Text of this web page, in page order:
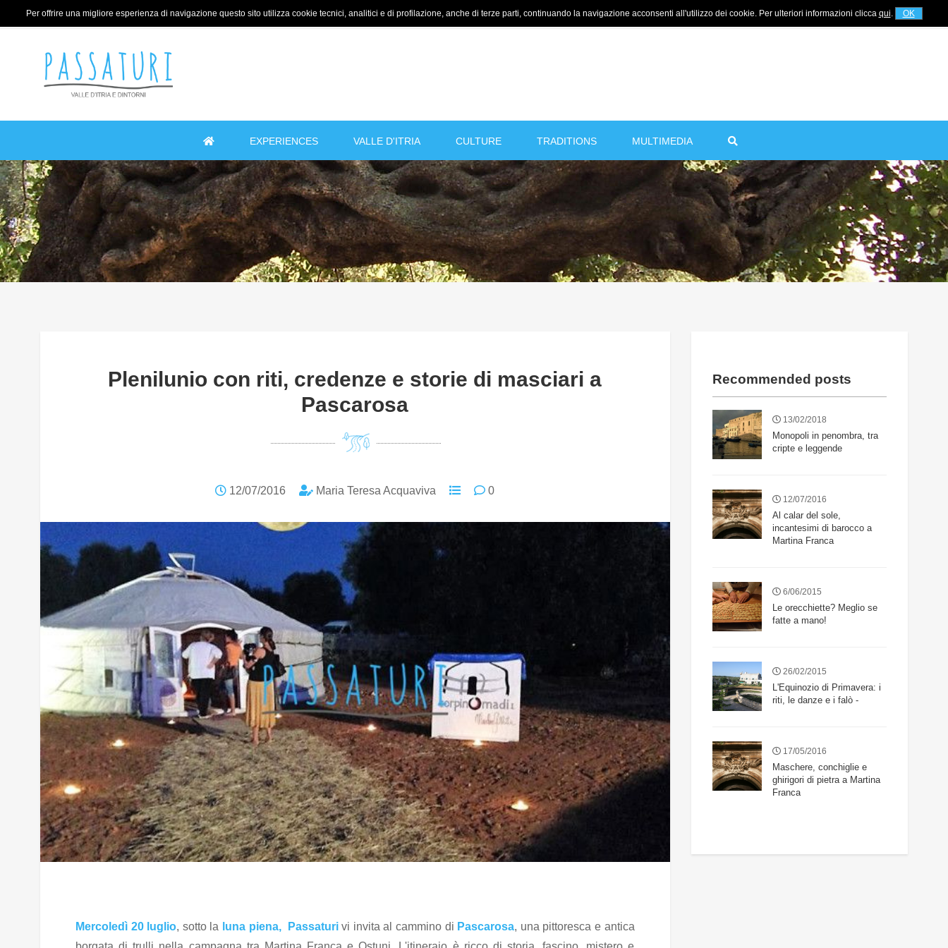
Per offrire una migliore esperienza di navigazione questo sito utilizza cookie tecnici, analitici e di profilazione, anche di terze parti, continuando la navigazione acconsenti all'utilizzo dei cookie. Per ulteriori informazioni clicca qui. OK
For information+39 320 5753268
EXPERIENCES VALLE D'ITRIA CULTURE TRADITIONS MULTIMEDIA
Plenilunio con riti, credenze e storie di masciari a
Pascarosa
12/07/2016 Maria Teresa Acquaviva 0
Mercoledì 20 luglio, sotto la luna piena, Passaturivi invita al cammino di Pascarosa, una pittoresca e antica
Recommended posts
13/02/2018
Monopoli in penombra, tra
cripte e leggende
12/07/2016
Al calar del sole,
incantesimi di barocco a
Martina Franca
6/06/2015
Le orecchiette? Meglio se
fatte a mano!
26/02/2015
L'Equinozio di Primavera: i
riti, le danze e i falò -
17/05/2016
Maschere, conchiglie e
ghirigori di pietra a Martina
Franca